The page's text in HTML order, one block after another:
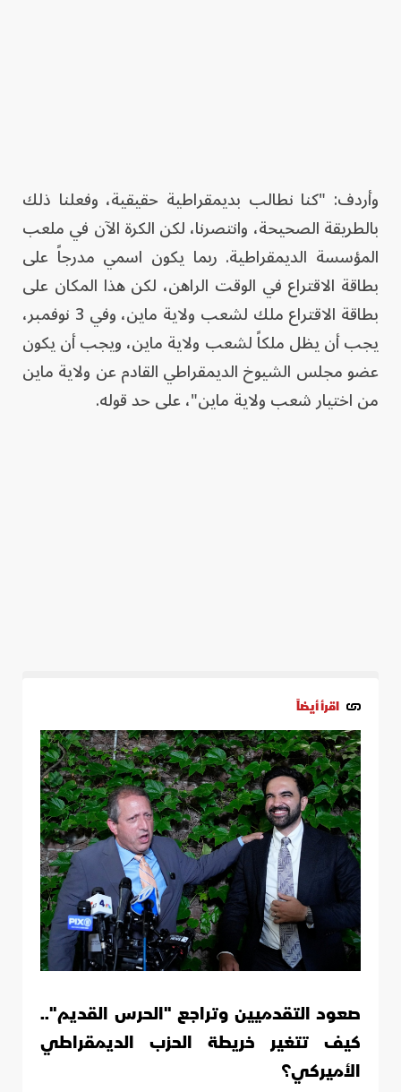
وأردف: "كنا نطالب بديمقراطية حقيقية، وفعلنا ذلك
بالطريقة الصحيحة، وانتصرنا، لكن الكرة الآن في ملعب
المؤسسة الديمقراطية. ربما يكون اسمي مدرجاً على
بطاقة الاقتراع في الوقت الراهن، لكن هذا المكان على
بطاقة الاقتراع ملك لشعب ولاية ماين، وفي 3 نوفمبر،
يجب أن يظل ملكاً لشعب ولاية ماين، ويجب أن يكون
عضو مجلس الشيوخ الديمقراطي القادم عن ولاية ماين
من اختيار شعب ولاية ماين"، على حد قوله.
اقرأ أيضاً
صعود التقدميين وتراجع "الحرس القديم"..
كيف تتغير خريطة الحزب الديمقراطي
الأميركي؟